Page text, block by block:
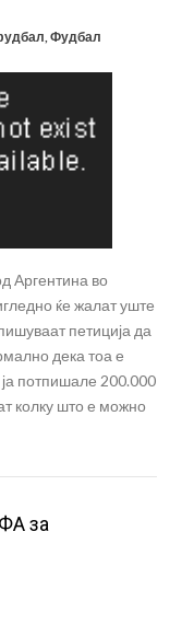
,Фудбал
Аргентина во
ќе жалат уште
петиција да
дека тоа е
ја потпишале 200.000
колку што е можно
за